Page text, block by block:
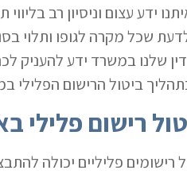
ידע עצום וניסיון רב
שכל מקרה לגופו ותלוי
שלנו במשרד ידע להעניק
ביטול הרישום הפלילי
רישום פלילי
פליליים יכולה